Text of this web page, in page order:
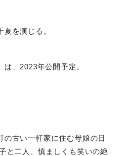
を演じる。
、 2023年公開予定。
の古い⼀軒家に住む⺟娘の⽇
と⼆⼈、慎ましくも笑いの絶